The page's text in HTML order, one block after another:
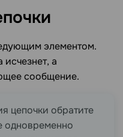
элементом.
а
сообщение.
цепочки обратите
одновременно